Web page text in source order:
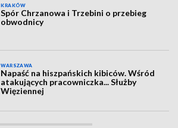
KRAKÓW
Spór Chrzanowa i Trzebini o przebieg
obwodnicy
WARSZAWA
Napaść na hiszpańskich kibiców. Wśród
atakujących pracowniczka... Służby
Więziennej